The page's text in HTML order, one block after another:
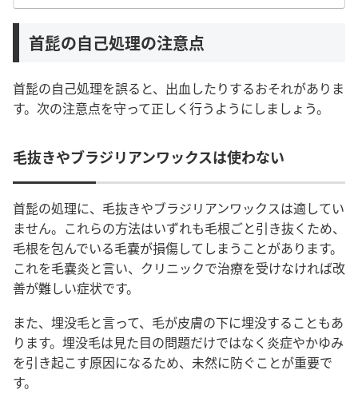
首髭の自己処理の注意点
首髭の自己処理を誤ると、出血したりするおそれがありま
す。次の注意点を守って正しく行うようにしましょう。
毛抜きやブラジリアンワックスは使わない
首髭の処理に、毛抜きやブラジリアンワックスは適してい
ません。これらの方法はいずれも毛根ごと引き抜くため、
毛根を包んでいる毛嚢が損傷してしまうことがあります。
これを毛嚢炎と言い、クリニックで治療を受けなければ改
善が難しい症状です。
また、埋没毛と言って、毛が皮膚の下に埋没することもあ
ります。埋没毛は見た目の問題だけではなく炎症やかゆみ
を引き起こす原因になるため、未然に防ぐことが重要で
す。